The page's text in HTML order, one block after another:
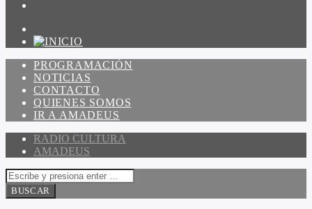
PROGRAMACIÓN
NOTICIAS
CONTACTO
QUIENES SOMOS
IR A AMADEUS
RADIO CULTURA
AMADEUS